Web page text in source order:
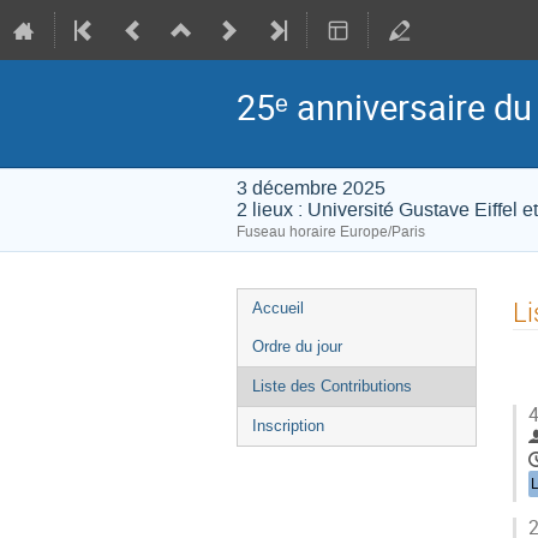
25ᵉ anniversaire
3 décembre 2025
2 lieux : Université Gustave Eiffel
Fuseau horaire Europe/Paris
Menu
de
l'événement
Accueil
Ordre du jour
Liste des Contributions
Inscription